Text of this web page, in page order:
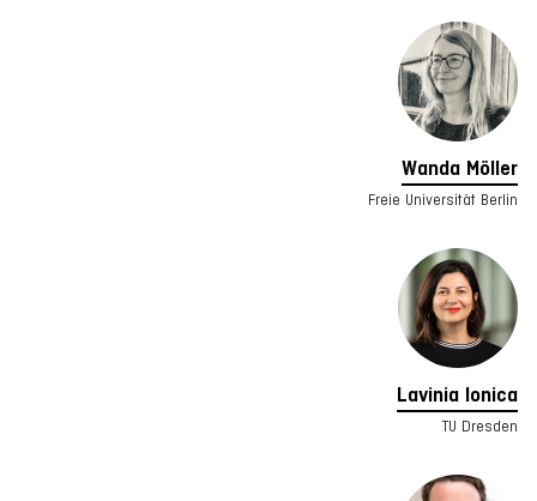
Wanda Möller
Freie Universität Berlin
Lavinia Ionica
TU Dresden